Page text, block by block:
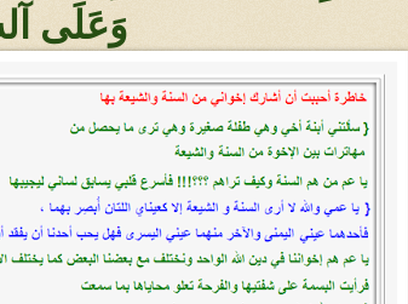
وَعَلَى